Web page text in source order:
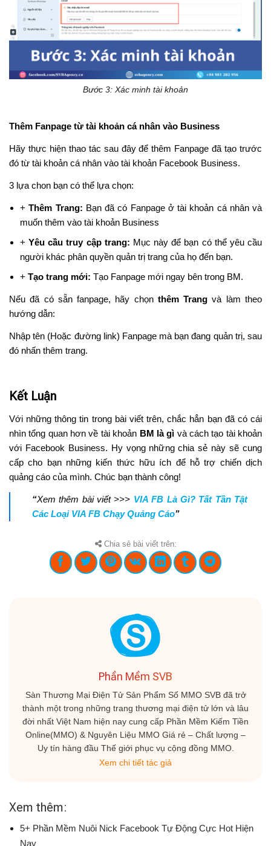
Bước 3: Xác minh tài khoản
Thêm Fanpage từ tài khoản cá nhân vào Business
Hãy thực hiện thao tác sau đây để thêm Fanpage đã tạo trước
đó từ tài khoản cá nhân vào tài khoản Facebook Business.
3 lựa chon bạn có thể lựa chọn:
+Thêm Trang: Bạn đã có Fanpage ở tài khoản cá nhân và
muốn thêm vào tài khoản Business
+Yêu cầu truy cập trang: Mục này để bạn có thể yêu cầu
người khác phân quyền quản trị trang của họ đến bạn.
+ Tạo trang mới: Tạo Fanpage mới ngay bên trong BM.
Nếu đã có sẵn fanpage, hãy chọn thêm Trang và làm theo
hướng dẫn:
Nhập tên (Hoặc đường link) Fanpage mà bạn đang quản trị, sau
đó nhấn thêm trang.
Kết Luận
Với những thông tin trong bài viết trên, chắc hẳn bạn đã có cái
nhìn tổng quan hơn về tài khoản BM là gì và cách tạo tài khoản
với Facebook Business. Hy vọng những chia sẻ này sẽ cung
cấp cho bạn những kiến thức hữu ích để hỗ trợ chiến dịch
quảng cáo của mình. Chúc bạn thành công!
“Xem thêm bài viết >>> VIA FB Là Gì? Tất Tần Tật
Các Loại VIA FB Chạy Quảng Cáo”
Chia sẻ bài viết trên:
Phần Mềm SVB
Sàn Thương Mại Điện Tử Sản Phẩm Số MMO SVB đã trở
thành một trong những trang thương mại điện tử lớn và lâu
đời nhất Việt Nam hiện nay cung cấp Phần Mềm Kiếm Tiền
Online(MMO) & Nguyên Liệu MMO Giá rẻ – Chất lượng –
Uy tín hàng đầu Thế giới phục vụ cộng đồng MMO.
Xem chi tiết tác giả
Xem thêm:
5+ Phần Mềm Nuôi Nick Facebook Tự Động Cực Hot Hiện
Nay